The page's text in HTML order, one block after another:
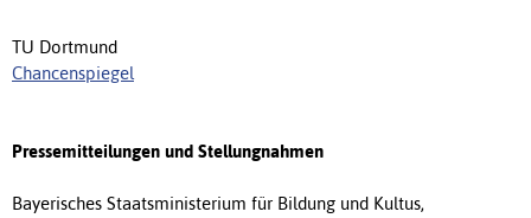
TU Dortmund
Chancenspiegel
Pressemitteilungen und Stellungnahmen
Bayerisches Staatsministerium für Bildung und Kultus,